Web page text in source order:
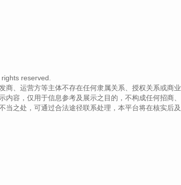
reserved.
商、运营方等主体不存在任何隶属关系、授权关系或商业
容，仅用于信息参考及展示之目的，不构成任何招商、
之处，可通过合法途径联系处理，本平台将在核实后及